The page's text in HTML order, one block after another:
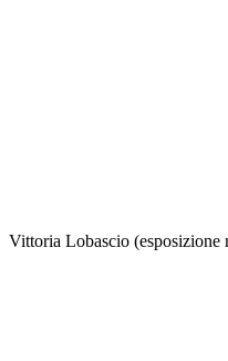
Vittoria Lobascio (esposizione